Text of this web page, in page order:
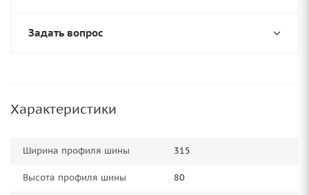
Задать вопрос
Характеристики
Ширина профиля шины 315
Высота профиля шины 80